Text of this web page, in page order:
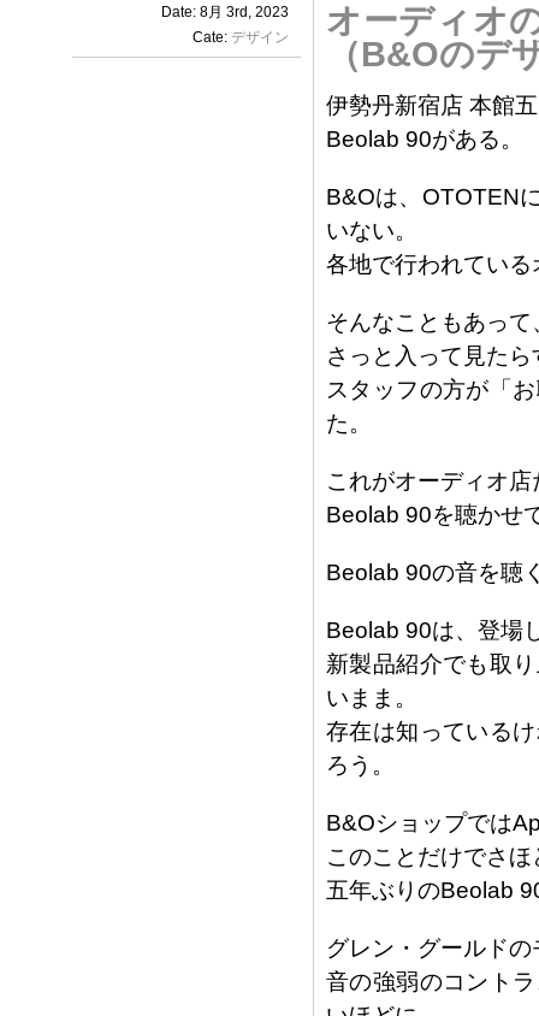
Date: 8月 3rd, 2023
Cate: デザイン
オーディオ
（B&Oのデ
伊勢丹新宿店 本館
Beolab 90がある。
B&Oは、OTOTEN
いない。
各地で行われてい
そんなこともあっ
さっと入って見た
スタッフの方が「
た。
これがオーディオ
Beolab 90を聴かせ
Beolab 90の音を聴
Beolab 90は、登場
新製品紹介でも取
いまま。
存在は知っている
ろう。
B&Oショップでは
このことだけでさ
五年ぶりのBeolab
グレン・グールド
音の強弱のコント